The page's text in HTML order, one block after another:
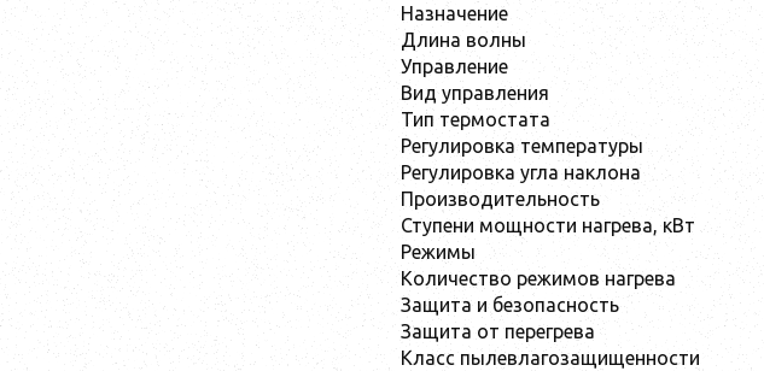
Назначение
Длина волны
Управление
Вид управления
Тип термостата
Регулировка температуры
Регулировка угла наклона
Производительность
Ступени мощности нагрева, кВт
Режимы
Количество режимов нагрева
Защита и безопасность
Защита от перегрева
Класс пылевлагозащищенности